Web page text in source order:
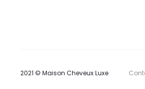
2021 © Maison Cheveux Luxe